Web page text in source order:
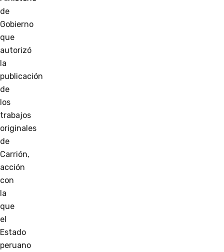
de
Gobierno
que
autorizó
la
publicación
de
los
trabajos
originales
de
Carrión,
acción
con
la
que
el
Estado
peruano